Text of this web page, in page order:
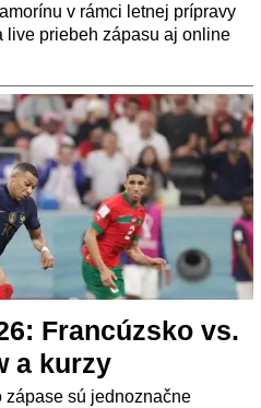
v rámci letnej prípravy
live priebeh zápasu aj online
Francúzsko vs.
a kurzy
zápase sú jednoznačne